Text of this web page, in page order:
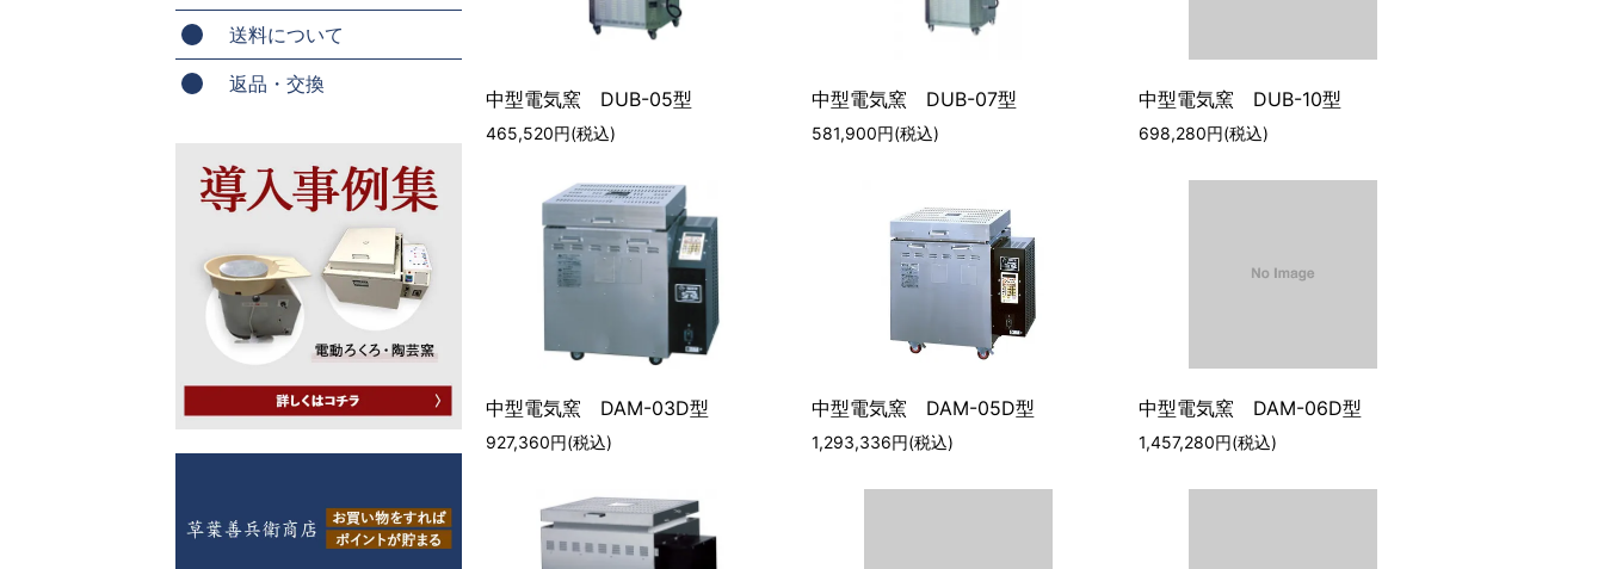
送料について
返品・交換
中型電気窯 DUB-05型
465,520円(税込)
中型電気窯 DUB-07型
581,900円(税込)
中型電気窯 DUB-10型
698,280円(税込)
中型電気窯 DAM-03D型
927,360円(税込)
中型電気窯 DAM-05D型
1,293,336円(税込)
中型電気窯 DAM-06D型
1,457,280円(税込)